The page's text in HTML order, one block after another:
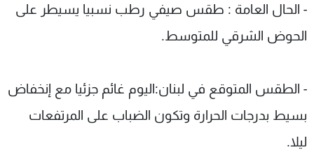
- الحال العامة : طقس صيفي رطب نسبيا يسيطر على
الحوض الشرقي للمتوسط.
- الطقس المتوقع في لبنان:اليوم غائم جزئيا مع إنخفاض
بسيط بدرجات الحرارة وتكون الضباب على المرتفعات
ليلا.
لاعلاناتكم
شروط الإسـتخدام
سياسة الخصوصية